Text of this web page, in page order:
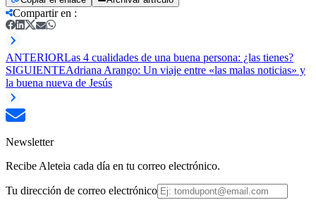
Compartir en :
ANTERIORLas 4 cualidades de una buena persona: ¿las tienes?
SIGUIENTEAdriana Arango: Un viaje entre «las malas noticias» y
la buena nueva de Jesús
Newsletter
Recibe Aleteia cada día en tu correo electrónico.
Tu dirección de correo electrónico